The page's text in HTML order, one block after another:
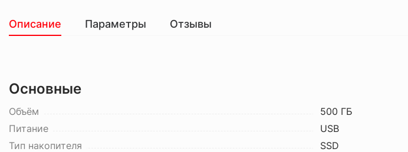
Описание Параметры Отзывы
Основные
Объём
500 ГБ
Питание
USB
Тип накопителя
SSD